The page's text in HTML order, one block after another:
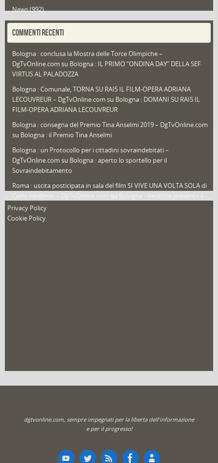
News(992)
Portfolio(1)
Redazioni(1.049)
Speciali (22)
Sport
That's Bologna Magazine(25)
Video (archivio) (262)
COMMENTI RECENTI
Bologna : conclusa la Mostra delle Torce Olimpiche –
DgTvOnline.com su Bologna : IL PRIMO “ONDINA DAY” DELLA SEF
VIRTUS AL PALADOZZA
Bologna : Comunale, TORNA SU RAI5 IL FILM-OPERA ADRIANA
LECOUVREUR – DgTvOnline.com su Bologna : DOMANI SU RAI5 IL
FILM-OPERA ADRIANA LECOUVREUR
Bologna : consegna del Premio Tina Anselmi 2019 – DgTvOnline.com
su Bologna : il Premio Tina Anselmi
Bologna : un Protocollo per i cittadini sovraindebitati –
DgTvOnline.com su Bologna : aperto lo sportello per il
Sovraindebitamento
Roma : uscita posticipata in sala del film SI VIVE UNA VOLTA SOLA di
su
nuovo film
Privacy Policy
Cookie Policy
dgtvonline.com, sempre impegnati per la liberta dell'informazione
e per il progresso!